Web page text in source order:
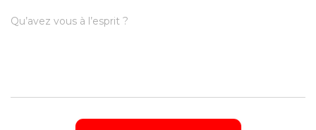
Qu’avez vous à l’esprit ?